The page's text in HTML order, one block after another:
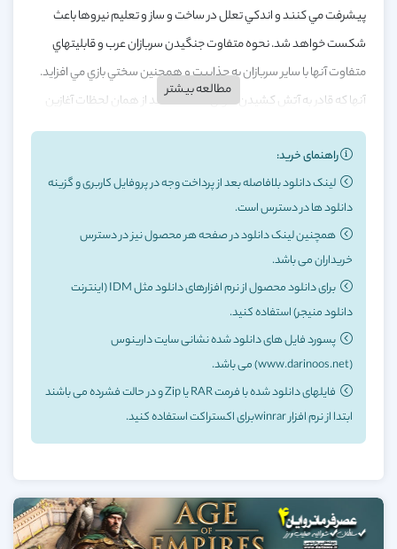
پيشرفت مي كنند و اندكي تعلل در ساخت و ساز و تعليم نيروها باعث
شكست خواهد شد. نحوه متفاوت جنگيدن سربازان عرب و قابليتهاي
متفاوت آنها با ساير سربازان به جذابيت و همچنين سختي بازي مي افزايد.
آنها كه قادر به آتش كشيدن اموال شما هستند از همان لحظات آغازين
نبرد عرصه را بر دشمن تنگ مي كنند. نبرد اصلي ، مراحل داستان دار و بازي
چند نفره از قسمتهاي مختلف بازي جنگ هاي صليبي هستند در قسمت
اصلي ، پنجاه مرحله را در پيش رو داريد كه گذر از هر مرحله ساعتها تفكر و
تمركز بروي قابليتها و نقاط ضعف و قوت نيروهاي خودي و دشمنان را مي
طلبد.
مطالعه بیشتر
راهنمای خرید:
لینک دانلود بلافاصله بعد از پرداخت وجه در پروفایل کاربری و گزینه
دانلود ها در دسترس است.
همچنین لینک دانلود در صفحه هر محصول نیز در دسترس
خریداران می باشد.
برای دانلود محصول از نرم افزارهای دانلود مثل IDM (اینترنت
دانلود منیجر) استفاده کنید.
پسورد فایل های دانلود شده نشانی سایت دارینوس
(www.darinoos.net) می باشد.
فایلهای دانلود شده با فرمت RAR یا Zip و در حالت فشرده می باشند
ابتدا از نرم افزار winrarبرای اکستراکت استفاده کنید.